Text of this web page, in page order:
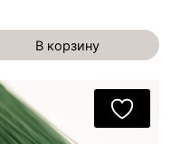
В корзину